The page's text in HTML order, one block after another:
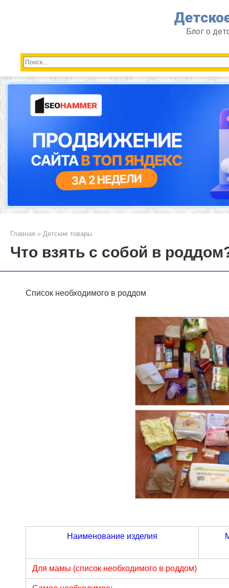
Блог о
Главная » Детские товары
Что взять с собой в
Список необходимого в роддом
Наименование изделия
Для мамы (cписок необходимого в роддом)